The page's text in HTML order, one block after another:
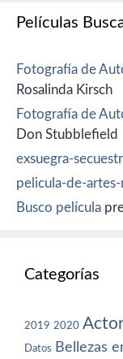
Películas
Fotografía de
Rosalinda Kirsch
Fotografía de
Don Stubblefield
exsuegra-
pelicula-de-artes-
Busco película
Categorías
2019 2020
Datos Bellezas